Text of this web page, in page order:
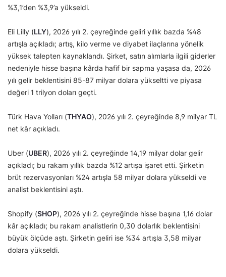
%3,1’den %3,9’a yükseldi.
Eli Lilly (LLY), 2026 yılı 2. çeyreğinde geliri yıllık bazda %48
artışla açıkladı; artış, kilo verme ve diyabet ilaçlarına yönelik
yüksek talepten kaynaklandı. Şirket, satın alımlarla ilgili giderler
nedeniyle hisse başına kârda hafif bir sapma yaşasa da, 2026
yılı gelir beklentisini 85-87 milyar dolara yükseltti ve piyasa
değeri 1 trilyon doları geçti.
Türk Hava Yolları (THYAO), 2026 yılı 2. çeyreğinde 8,9 milyar TL
net kâr açıkladı.
Uber (UBER), 2026 yılı 2. çeyreğinde 14,19 milyar dolar gelir
açıkladı; bu rakam yıllık bazda %12 artışa işaret etti. Şirketin
brüt rezervasyonları %24 artışla 58 milyar dolara yükseldi ve
analist beklentisini aştı.
Shopify (SHOP), 2026 yılı 2. çeyreğinde hisse başına 1,16 dolar
kâr açıkladı; bu rakam analistlerin 0,30 dolarlık beklentisini
büyük ölçüde aştı. Şirketin geliri ise %34 artışla 3,58 milyar
dolara yükseldi.